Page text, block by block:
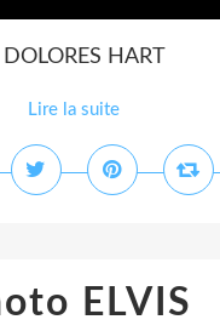
HART
Lire la suite
ELVIS